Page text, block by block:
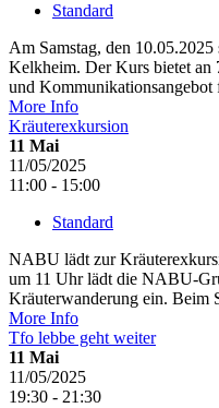
Standard
Am Samstag, den
Kelkheim. Der Kurs bietet an
und
More Info
Kräuterexkursion
11 Mai
11/05/2025
11:00 - 15:00
Standard
NABU lädt zur
um 11 Uhr lädt die NABU-
Kräuterwanderung ein. Beim
More Info
Tfo lebbe geht weiter
11 Mai
11/05/2025
19:30 - 21:30